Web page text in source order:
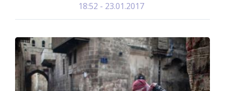
23.01.2017 - 18:52